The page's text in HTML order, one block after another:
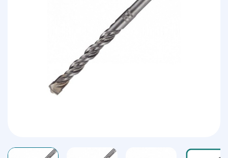
FERS & PLAQUETTES
LAMES SCIES RUBAN